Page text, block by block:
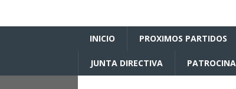
INICIO PROXIMOS PARTIDOS
JUNTA DIRECTIVA